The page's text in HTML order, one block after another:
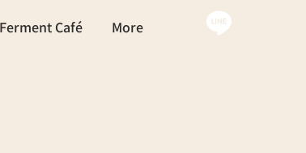
Ferment Café More